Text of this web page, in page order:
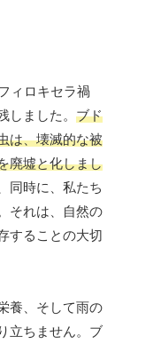
ィロキセラ禍
しました。 ブド
は、壊滅的な被
廃墟と化しまし
同時に、私たち
それは、自然の
することの大切
養、そして雨の
立ちません。ブ